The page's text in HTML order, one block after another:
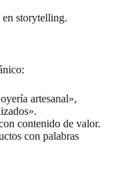
en storytelling.
artesanal»,
contenido de valor.
con palabras